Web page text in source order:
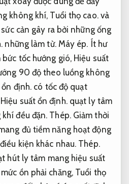
không khí, Tuổi thọ cao.và
cản gây ra bởi những ống
những làm từ. Máy ép. Ít hư
tốc hướng gió, Hiệu suất
90 độ theo luồng không
định. có tốc độ quạt
Hiệu suất ổn định.quạt ly tâm
đều đặn. Thép. Giảm thời
đủ tiềm năng hoạt động
kiện khác nhau. Thép.
hút ly tâm mang hiệu suất
ồn phải chăng, Tuổi thọ